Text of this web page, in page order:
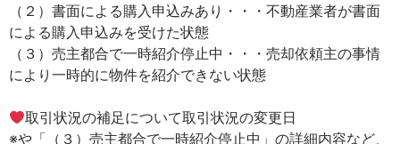
（２）書面による購入申込みあり・・・不動産業者が書面
による購入申込みを受けた状態
（３）売主都合で一時紹介停止中・・・売却依頼主の事情
により一時的に物件を紹介できない状態
取引状況の補足について取引状況の変更日
※や「（３）売主都合で一時紹介停止中」の詳細内容など、